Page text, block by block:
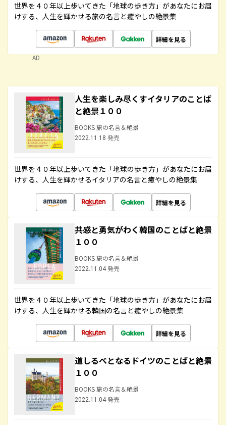
世界を４０年以上歩いてきた「地球の歩き方」があなたにお届
けする、人生を輝かせる旅の名言と癒やしの絶景集
詳細を見る
AD
人生を楽しみ尽くすイタリアのことば
と絶景１００
BOOKS 旅の名言＆絶景
2022.11.18 発売
世界を４０年以上歩いてきた「地球の歩き方」があなたにお届
けする、人生を輝かせるイタリアの名言と癒やしの絶景集
詳細を見る
共感と勇気がわく韓国のことばと絶景
１００
BOOKS 旅の名言＆絶景
2022.11.04 発売
世界を４０年以上歩いてきた「地球の歩き方」があなたにお届
けする、人生を輝かせる韓国の名言と癒やしの絶景集
詳細を見る
道しるべとなるドイツのことばと絶景
１００
BOOKS 旅の名言＆絶景
2022.11.04 発売